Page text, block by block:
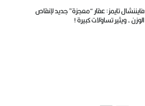
فايننشال تايمز: عقار “معجزة” جديد لإنقاص
الوزن ، ويثير تساؤلات كبيرة !